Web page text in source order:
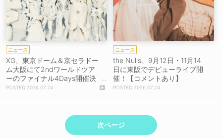
ニュース
XG、東京ドーム＆京セラドー
ム大阪にて2ndワールドツア
ーのファイナル4Days開催決
定！
2026.07.24
ニュース
the Nulls、9月12日・11月14
日に東阪でデビューライブ開
催！【コメントあり】
2026.07.24
次ページ